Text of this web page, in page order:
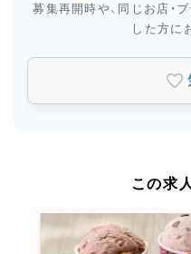
募集再開時や、同じお店・
した方に
この求